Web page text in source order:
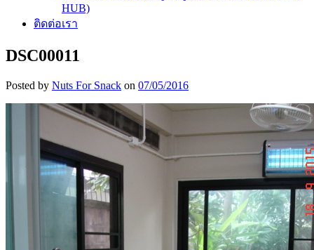
HUB)
ติดต่อเรา
DSC00011
Posted by Nuts For Snack on 07/05/2016